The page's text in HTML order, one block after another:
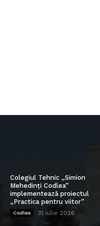
Colegiul Tehnic „Simion
Mehedinți Codlea”
implementează proiectul
„Practica pentru viitor”
Codlea 31 iulie 2026